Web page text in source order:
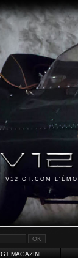
V12 GT.COM
GT MAGAZINE